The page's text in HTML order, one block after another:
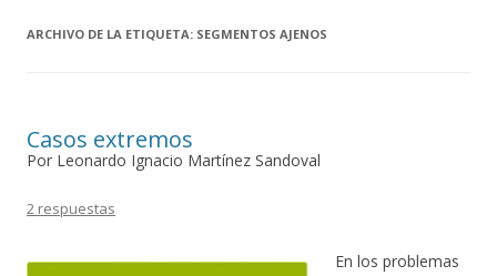
ARCHIVO DE LA ETIQUETA: SEGMENTOS AJENOS
Casos extremos
Por Leonardo Ignacio Martínez Sandoval
2 respuestas
En los problemas